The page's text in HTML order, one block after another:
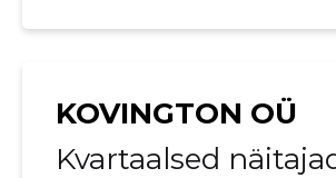
KOVINGTON OÜ
Kvartaalsed